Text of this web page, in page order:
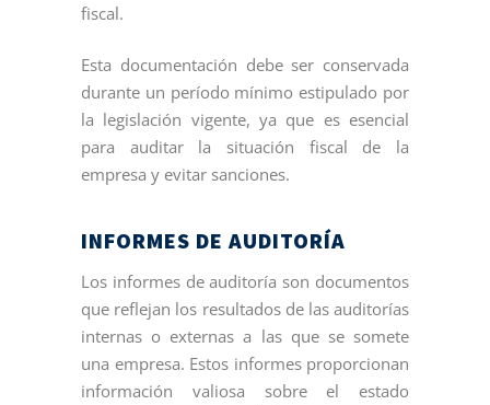
fiscal.
Esta documentación debe ser conservada
durante un período mínimo estipulado por
la legislación vigente, ya que es esencial
para auditar la situación fiscal de la
empresa y evitar sanciones.
INFORMES DE AUDITORÍA
Los informes de auditoría son documentos
que reflejan los resultados de las auditorías
internas o externas a las que se somete
una empresa. Estos informes proporcionan
información valiosa sobre el estado